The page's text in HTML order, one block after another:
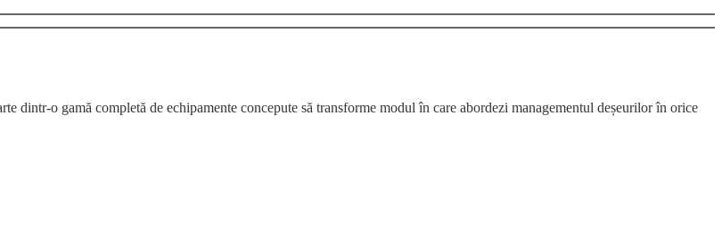
dintr-o gamă completă de echipamente concepute să transforme modul în care abordezi managementul deșeurilor în orice